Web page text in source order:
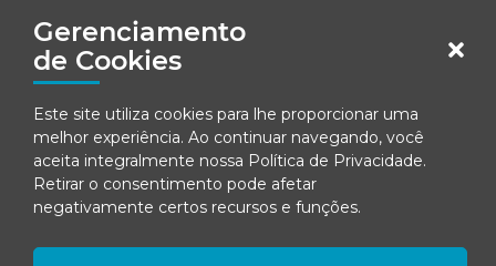
Gerenciamento
de Cookies
Este site utiliza cookies para lhe proporcionar uma
melhor experiência. Ao continuar navegando, você
aceita integralmente nossa Política de Privacidade.
Retirar o consentimento pode afetar
negativamente certos recursos e funções.
DIRETORIA SUPLENTE